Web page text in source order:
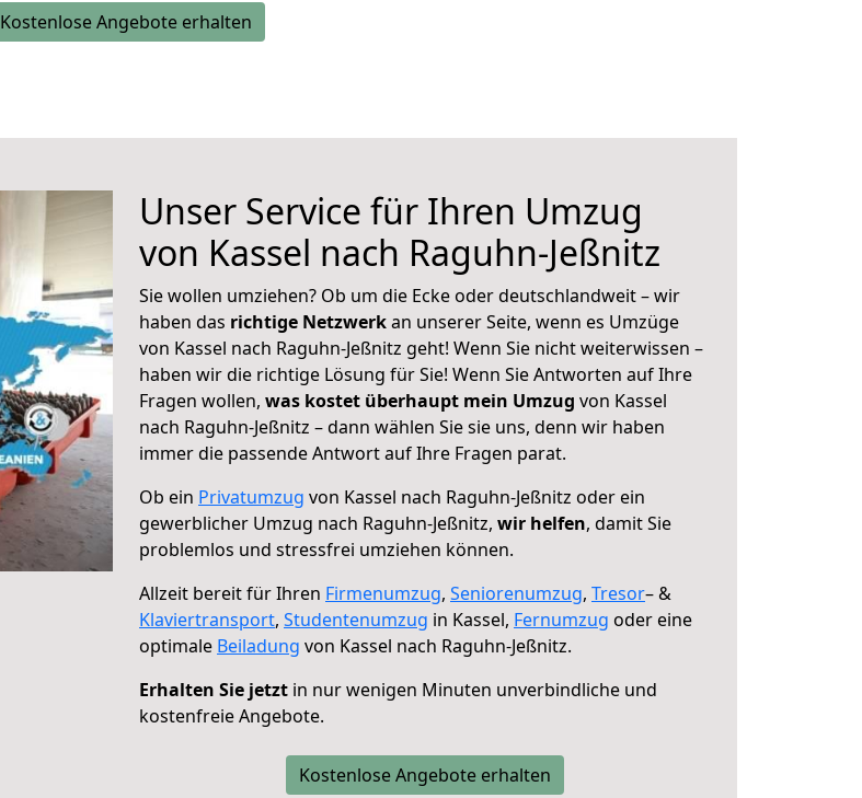
Kostenlose Angebote erhalten
Unser Service für Ihren Umzug
von Kassel nach Raguhn-Jeßnitz
Sie wollen umziehen? Ob um die Ecke oder deutschlandweit – wir
haben das richtige Netzwerkan unserer Seite, wenn es Umzüge
von Kassel nach Raguhn-Jeßnitz geht! Wenn Sie nicht weiterwissen –
haben wir die richtige Lösung für Sie! Wenn Sie Antworten auf Ihre
Fragen wollen, was kostet überhaupt mein Umzug von Kassel
nach Raguhn-Jeßnitz – dann wählen Sie sie uns, denn wir haben
immer die passende Antwort auf Ihre Fragen parat.
Ob ein Privatumzug von Kassel nach Raguhn-Jeßnitz oder ein
gewerblicher Umzug nach Raguhn-Jeßnitz, wir helfen, damit Sie
problemlos und stressfrei umziehen können.
Allzeit bereit für Ihren Firmenumzug, Seniorenumzug, Tresor– &
Klaviertransport, Studentenumzug in Kassel, Fernumzug oder eine
optimale Beiladung von Kassel nach Raguhn-Jeßnitz.
Erhalten Sie jetzt in nur wenigen Minuten unverbindliche und
kostenfreie Angebote.
Kostenlose Angebote erhalten